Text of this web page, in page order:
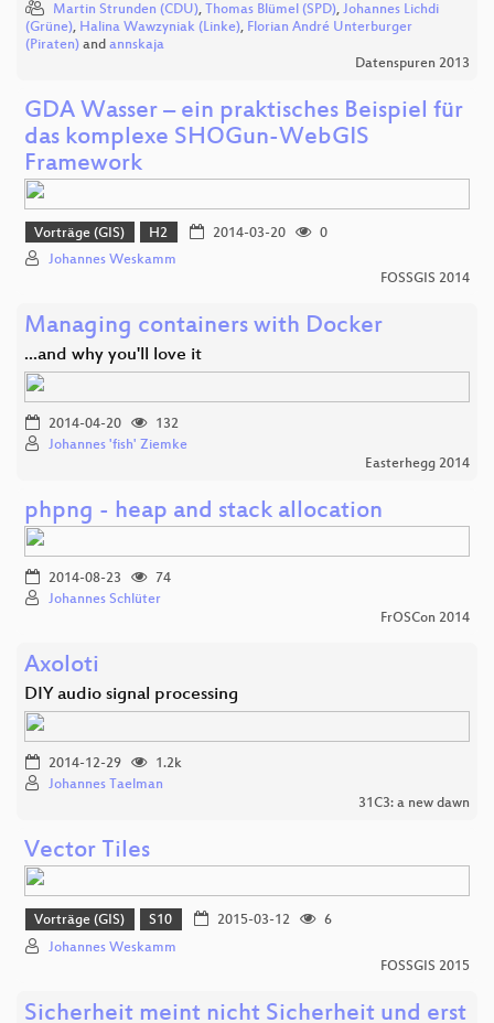
Martin Strunden (CDU), Thomas Blümel (SPD), Johannes Lichdi
(Grüne), Halina Wawzyniak (Linke), Florian André Unterburger
(Piraten) and annskaja
Datenspuren 2013
GDA Wasser – ein praktisches Beispiel für
das komplexe SHOGun-WebGIS
Framework
Vorträge (GIS) H2 2014-03-20
0
Johannes Weskamm
FOSSGIS 2014
Managing containers with Docker
...and why you'll love it
2014-04-20
132
Johannes 'fish' Ziemke
Easterhegg 2014
phpng - heap and stack allocation
2014-08-23
74
Johannes Schlüter
FrOSCon 2014
Axoloti
DIY audio signal processing
2014-12-29
1.2k
Johannes Taelman
31C3: a new dawn
Vector Tiles
Vorträge (GIS) S10 2015-03-12
6
Johannes Weskamm
FOSSGIS 2015
Sicherheit meint nicht Sicherheit und erst